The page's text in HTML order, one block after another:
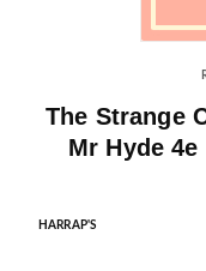
The Strange
Mr Hyde
HARRAP'S